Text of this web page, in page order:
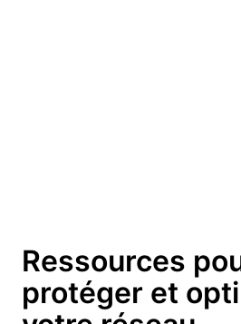
Ressources
protéger et